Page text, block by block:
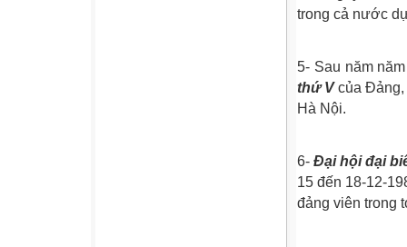
trong cả nước
5- Sau năm
thứ Vcủa Đảng,
Hà Nội.
6-Đại hội đại
15 đến 18-12-
đảng viên trong